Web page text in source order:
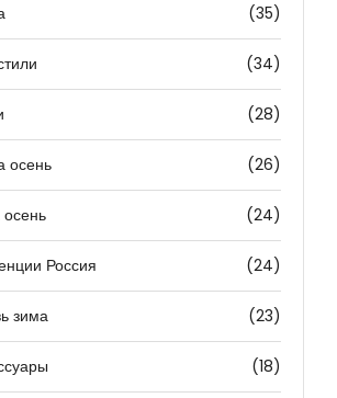
(35)
(34)
(28)
осень (26)
(24)
Россия (24)
зима (23)
(18)